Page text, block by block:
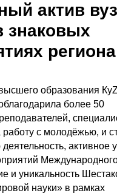
актив
знаковых
региона
образования
более 50
работу с молодёжью, и
активное
и уникальность
науки» в рамках